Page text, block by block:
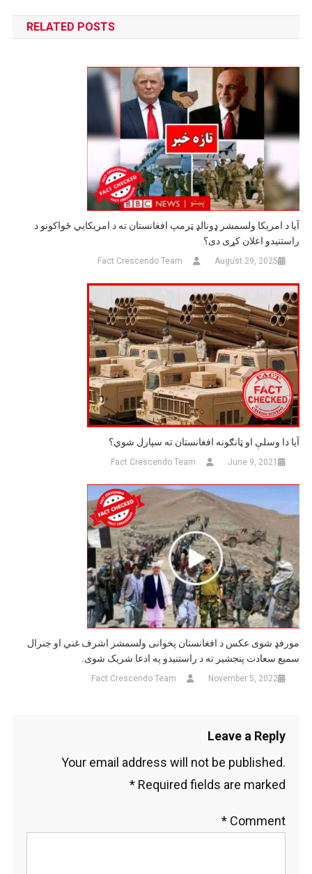
navigation
RELATED POSTS
آیا د امریکا ولسمشر ډونالډ ټرمپ افغانستان ته د امریکايي ځواکونو د
راستنیدو اعلان کړی دی؟
August 29, 2025
Fact Crescendo Team
آیا دا وسلې او ټانګونه افغانستان ته سپارل شوي؟
June 9, 2021
Fact Crescendo Team
مورفډ شوی عکس د افغانستان پخوانی ولسمشر اشرف غني او جنرال
سمیع سعادت پنجشیر ته د راستنیدو په ادعا شریک شوی.
November 5, 2022
Fact Crescendo Team
Leave a Reply
Your email address will not be published.
Required fields are marked
*
Comment
*